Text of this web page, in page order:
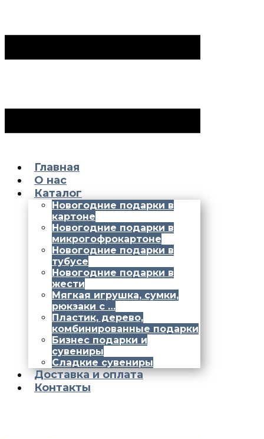
Главная
О нас
Каталог
Новогодние подарки в
картоне
Новогодние подарки в
микрогофрокартоне
Новогодние подарки в
тубусе
Новогодние подарки в
жести
Мягкая игрушка, сумки,
рюкзаки с …
Пластик, дерево,
комбинированные подарки
Бизнес подарки и
сувениры
Сладкие сувениры
Доставка и оплата
Контакты